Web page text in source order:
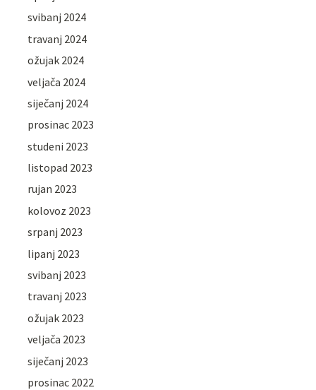
svibanj 2024
travanj 2024
ožujak 2024
veljača 2024
siječanj 2024
prosinac 2023
studeni 2023
listopad 2023
rujan 2023
kolovoz 2023
srpanj 2023
lipanj 2023
svibanj 2023
travanj 2023
ožujak 2023
veljača 2023
siječanj 2023
prosinac 2022